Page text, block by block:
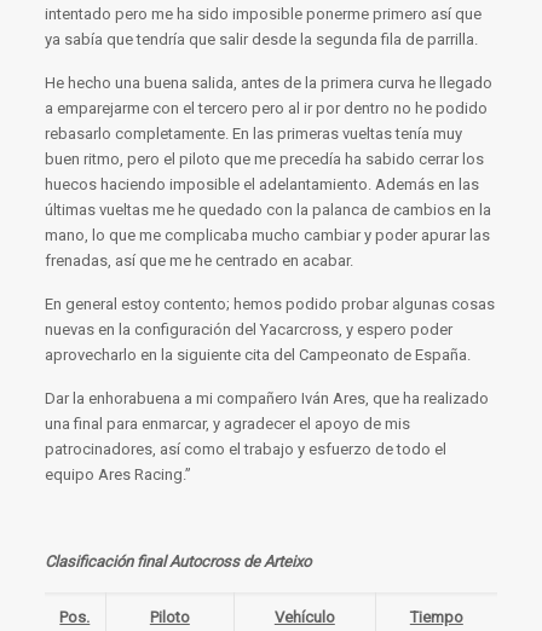
intentado pero me ha sido imposible ponerme primero así que
ya sabía que tendría que salir desde la segunda fila de parrilla.
He hecho una buena salida, antes de la primera curva he llegado
a emparejarme con el tercero pero al ir por dentro no he podido
rebasarlo completamente. En las primeras vueltas tenía muy
buen ritmo, pero el piloto que me precedía ha sabido cerrar los
huecos haciendo imposible el adelantamiento. Además en las
últimas vueltas me he quedado con la palanca de cambios en la
mano, lo que me complicaba mucho cambiar y poder apurar las
frenadas, así que me he centrado en acabar.
En general estoy contento; hemos podido probar algunas cosas
nuevas en la configuración del Yacarcross, y espero poder
aprovecharlo en la siguiente cita del Campeonato de España.
Dar la enhorabuena a mi compañero Iván Ares, que ha realizado
una final para enmarcar, y agradecer el apoyo de mis
patrocinadores, así como el trabajo y esfuerzo de todo el
equipo Ares Racing.”
Clasificación final Autocross de Arteixo
Pos. Piloto Vehículo Tiempo